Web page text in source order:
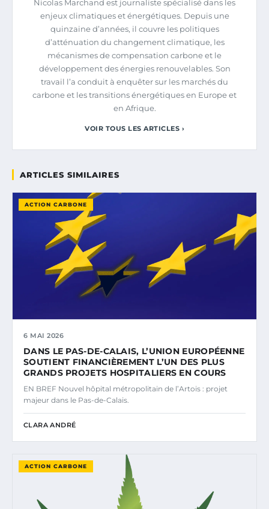
Nicolas Marchand est journaliste spécialisé dans les
enjeux climatiques et énergétiques. Depuis une
quinzaine d’années, il couvre les politiques
d’atténuation du changement climatique, les
mécanismes de compensation carbone et le
développement des énergies renouvelables. Son
travail l’a conduit à enquêter sur les marchés du
carbone et les transitions énergétiques en Europe et
en Afrique.
VOIR TOUS LES ARTICLES ›
ARTICLES SIMILAIRES
ACTION CARBONE
6 MAI 2026
DANS LE PAS-DE-CALAIS, L’UNION EUROPÉENNE
SOUTIENT FINANCIÈREMENT L’UN DES PLUS
GRANDS PROJETS HOSPITALIERS EN COURS
EN BREF Nouvel hôpital métropolitain de l’Artois : projet
majeur dans le Pas-de-Calais.
CLARA ANDRÉ
ACTION CARBONE